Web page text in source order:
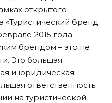
открытого
«Туристический бренд
2015 года.
брендом – это не
Это большая
и юридическая
ответственность.
на туристической